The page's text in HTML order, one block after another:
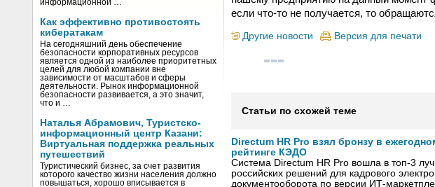
информационной …
Как эффективно противостоять
кибератакам
На сегодняшний день обеспечение
безопасности корпоративных ресурсов
является одной из наиболее приоритетных
целей для любой компании вне
зависимости от масштабов и сферы
деятельности. Рынок информационной
безопасности развивается, а это значит,
что и …
Наталья Абрамович, Туристско-
информационный центр Казани:
Виртуальная поддержка реальных
путешествий
Туристический бизнес, за счет развития
которого качество жизни населения должно
повышаться, хорошо вписывается в
если что-то не получается, то
Другие новости Версия для печати
Статьи по схожей теме
Directum HR Pro взял бронзу в
рейтинге КЭДО
Система Directum HR Pro вошла в топ-3
российских решений для кадрового
документооборота по версии ИТ-